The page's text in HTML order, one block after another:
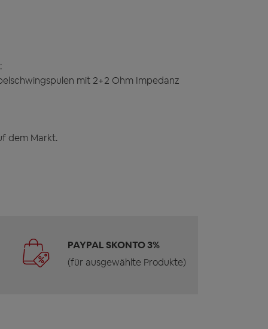
mit 2+2 Ohm Impedanz
dem Markt.
PAYPAL SKONTO 3%
(für ausgewählte Produkte)